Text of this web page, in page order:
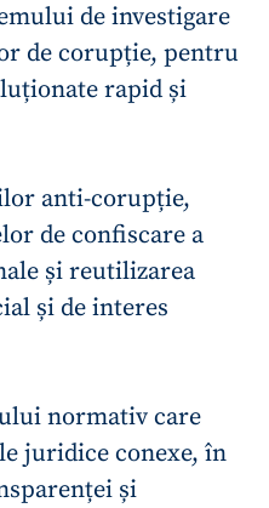
de investigare
de corupție, pentru
rapid și
anti-corupție,
de confiscare a
și reutilizarea
și de interes
normativ care
juridice conexe, în
și